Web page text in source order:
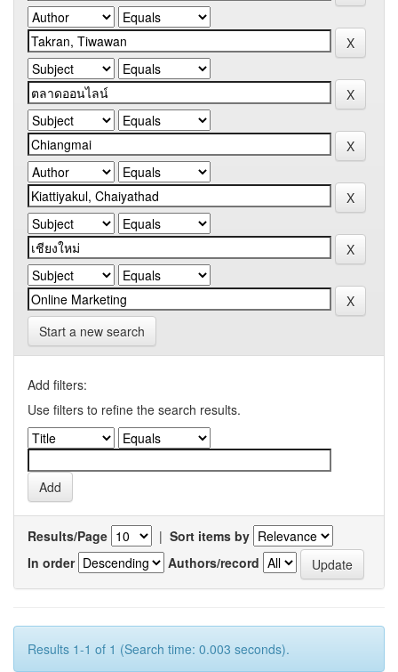
Start a new search
Add filters:
Use filters to refine the search results.
Results/Page | Sort items by
In order
Authors/record
Results 1-1 of 1 (Search time: 0.003 seconds).